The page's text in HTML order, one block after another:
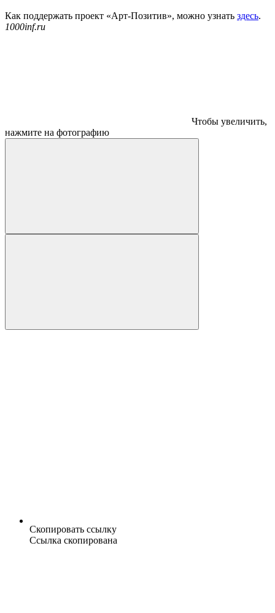
Как поддержать проект «Арт-Позитив», можно узнать здесь.
1000inf.ru
Чтобы увеличить,
нажмите на фотографию
Скопировать ссылку
Ссылка скопирована